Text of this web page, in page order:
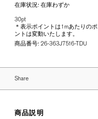
在庫状況: 在庫わずか
30pt
＊表示ポイントは1mあたりの
ントは変動いたします。
商品番号: 26-363J7516-TDU
Share
商品説明